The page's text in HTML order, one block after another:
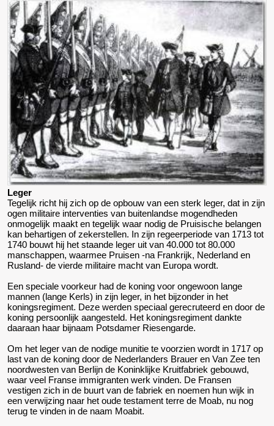
Leger
Tegelijk richt hij zich op de opbouw van een sterk leger, dat in zijn
ogen militaire interventies van buitenlandse mogendheden
onmogelijk maakt en tegelijk waar nodig de Pruisische belangen
kan behartigen of zekerstellen. In zijn regeerperiode van 1713 tot
1740 bouwt hij het staande leger uit van 40.000 tot 80.000
manschappen, waarmee Pruisen -na Frankrijk, Nederland en
Rusland- de vierde militaire macht van Europa wordt.
Een speciale voorkeur had de koning voor ongewoon lange
mannen (lange Kerls) in zijn leger, in het bijzonder in het
koningsregiment. Deze werden speciaal gerecruteerd en door de
koning persoonlijk aangesteld. Het koningsregiment dankte
daaraan haar bijnaam Potsdamer Riesengarde.
Om het leger van de nodige munitie te voorzien wordt in 1717 op
last van de koning door de Nederlanders Brauer en Van Zee ten
noordwesten van Berlijn de Koninklijke Kruitfabriek gebouwd,
waar veel Franse immigranten werk vinden. De Fransen
vestigen zich in de buurt van de fabriek en noemen hun wijk in
een verwijzing naar het oude testament terre de Moab, nu nog
terug te vinden in de naam Moabit.